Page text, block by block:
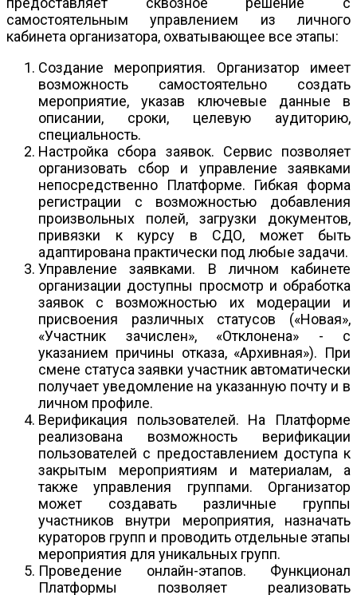
самостоятельным управлением из личного
кабинета организатора, охватывающее все этапы:
Создание мероприятия. Организатор имеет
возможность самостоятельно создать
мероприятие, указав ключевые данные в
описании, сроки, целевую аудиторию,
специальность.
Настройка сбора заявок. Сервис позволяет
организовать сбор и управление заявками
непосредственно Платформе. Гибкая форма
регистрации с возможностью добавления
произвольных полей, загрузки документов,
привязки к курсу в СДО, может быть
адаптирована практически под любые задачи.
Управление заявками. В личном кабинете
организации доступны просмотр и обработка
заявок с возможностью их модерации и
присвоения различных статусов («Новая»,
«Участник зачислен», «Отклонена» - с
указанием причины отказа, «Архивная»). При
смене статуса заявки участник автоматически
получает уведомление на указанную почту и в
личном профиле.
Верификация пользователей. На Платформе
реализована возможность верификации
пользователей с предоставлением доступа к
закрытым мероприятиям и материалам, а
также управления группами. Организатор
может создавать различные группы
участников внутри мероприятия, назначать
кураторов групп и проводить отдельные этапы
мероприятия для уникальных групп.
Проведение онлайн-этапов. Функционал
Платформы позволяет реализовать